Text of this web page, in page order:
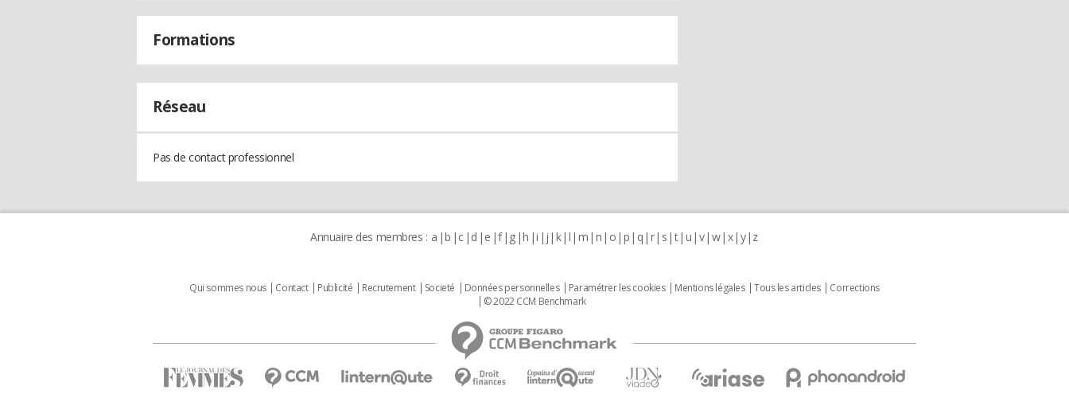
Formations
Réseau
Pas de contact professionnel
Annuaire des membres : a b c d e f g h i j k l m n o p q r s t u v w x y z
Qui sommes nous Contact Publicité Recrutement Societé Données personnelles Paramétrer les cookies Mentions légales Tous les articles
Corrections
© 2022 CCM Benchmark